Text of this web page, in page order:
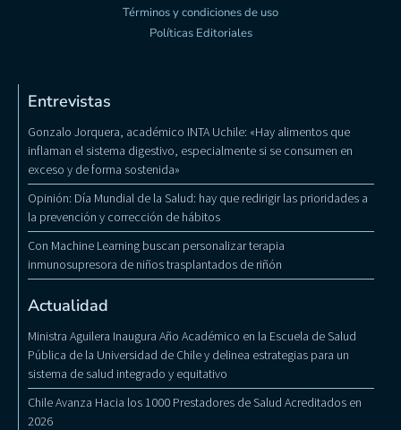
Términos y condiciones de uso
Políticas Editoriales
Entrevistas
Gonzalo Jorquera, académico INTA Uchile: «Hay alimentos que
inflaman el sistema digestivo, especialmente si se consumen en
exceso y de forma sostenida»
Opinión: Día Mundial de la Salud: hay que redirigir las prioridades a
la prevención y corrección de hábitos
Con Machine Learning buscan personalizar terapia
inmunosupresora de niños trasplantados de riñón
Actualidad
Ministra Aguilera Inaugura Año Académico en la Escuela de Salud
Pública de la Universidad de Chile y delinea estrategias para un
sistema de salud integrado y equitativo
Chile Avanza Hacia los 1000 Prestadores de Salud Acreditados en
2026